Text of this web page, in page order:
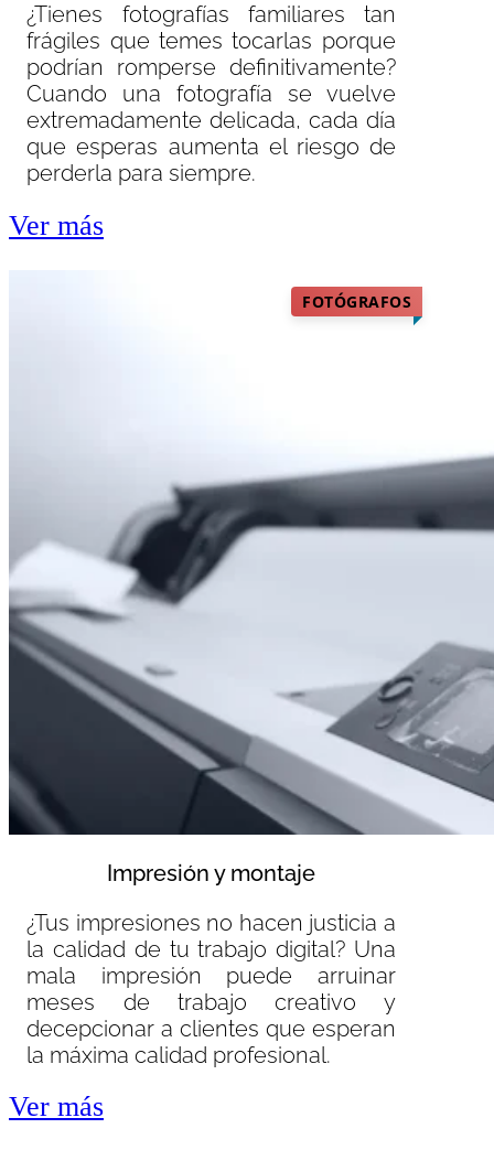
¿Tienes fotografías familiares tan
frágiles que temes tocarlas porque
podrían romperse definitivamente?
Cuando una fotografía se vuelve
extremadamente delicada, cada día
que esperas aumenta el riesgo de
perderla para siempre.
Ver más
Impresión y montaje
¿Tus impresiones no hacen justicia a
la calidad de tu trabajo digital? Una
mala impresión puede arruinar
meses de trabajo creativo y
decepcionar a clientes que esperan
la máxima calidad profesional.
FOTÓGRAFOS
Ver más